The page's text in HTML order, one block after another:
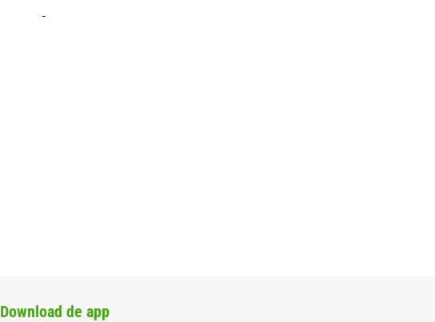
-
Download de app